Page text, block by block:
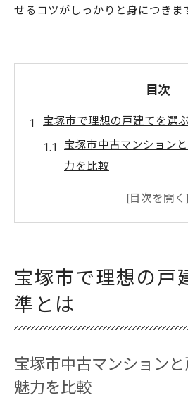
せるコツがしっかりと身につきま
目次
宝塚市で理想の戸建てを選
宝塚市中古マンション
力を比較
資産価値を見極める宝
中古戸建て購入時に宝
宝塚市の暮らしやすさ
暮らしやすさ重視の宝塚市
徹底比較
中古戸建てで叶える宝
宝塚市で理想の戸
準とは
宝塚市中古マンション
魅力を比較